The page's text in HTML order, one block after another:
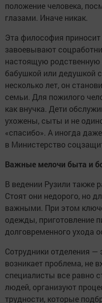
положение человека,
глазами. Иначе никак.
Эта философия
завоевывают
настоящую родственную
бабушкой или дедушкой
несколько лет, он
семьи. Для пожилого
как внучка. Дети
ухожены, сыты и не
«спасибо». А иногда
в Министерство
Важные мелочи быта и
В ведении Рузили также
Стоят они недорого, но
важными. При этом
одежды, приготовление
долговременного ухода
Сотрудники отделения —
возникает проблема, не
специалисты все равно
людей, организуют
трудности, которые